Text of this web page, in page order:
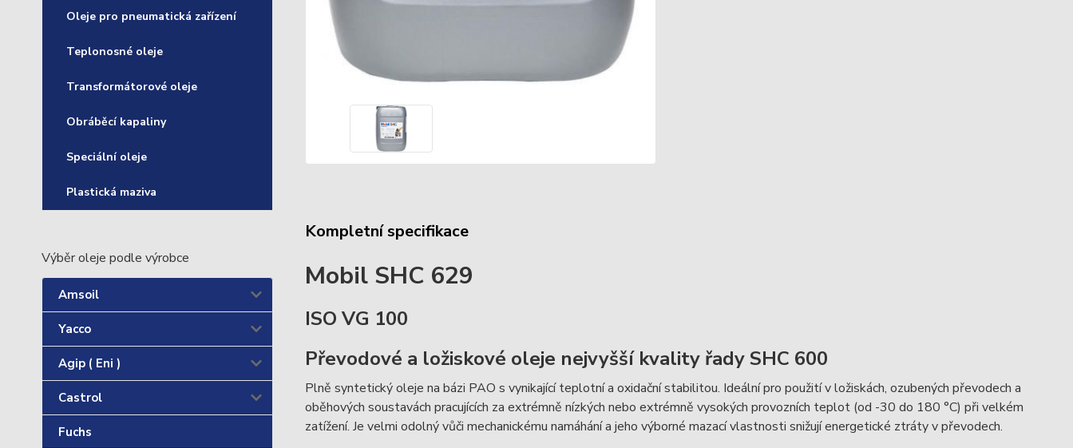
Oleje pro pneumatická zařízení
Teplonosné oleje
Transformátorové oleje
Obráběcí kapaliny
Speciální oleje
Plastická maziva
Výběr oleje podle výrobce
Amsoil
Yacco
Agip ( Eni )
Castrol
Fuchs
Kompletní specifikace
Mobil SHC 629
ISO VG 100
Převodové a ložiskové oleje nejvyšší kvality řady SHC 600
Plně syntetický oleje na bázi PAO s vynikající teplotní a oxidační stabilitou. Ideální pro použití v ložiskách, ozubených převodech a
oběhových soustavách pracujících za extrémně nízkých nebo extrémně vysokých provozních teplot (od -30 do 180 °C) při velkém
zatížení. Je velmi odolný vůči mechanickému namáhání a jeho výborné mazací vlastnosti snižují energetické ztráty v převodech.